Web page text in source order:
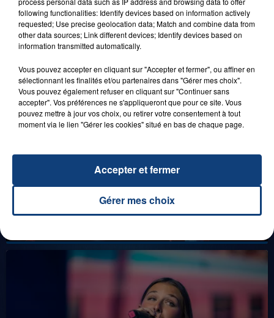
GAGNEZ VOS ENTRÉES EN FAMILLE À
DENNLYS PARC !
LES LIVES
31 janvier 2025
following functionalities: Identify devices based on information actively
requested; Use precise geolocation data; Match and combine data from
other data sources; Link different devices; Identify devices based on
information transmitted automatically.
Vous pouvez accepter en cliquant sur "Accepter et fermer", ou affiner en
sélectionnant les finalités et/ou partenaires dans "Gérer mes choix".
Vous pouvez également refuser en cliquant sur "Continuer sans
accepter". Vos préférences ne s'appliqueront que pour ce site. Vous
pouvez mettre à jour vos choix, ou retirer votre consentement à tout
moment via le lien "Gérer les cookies" situé en bas de chaque page.
Gérer mes choix
Accepter et fermer